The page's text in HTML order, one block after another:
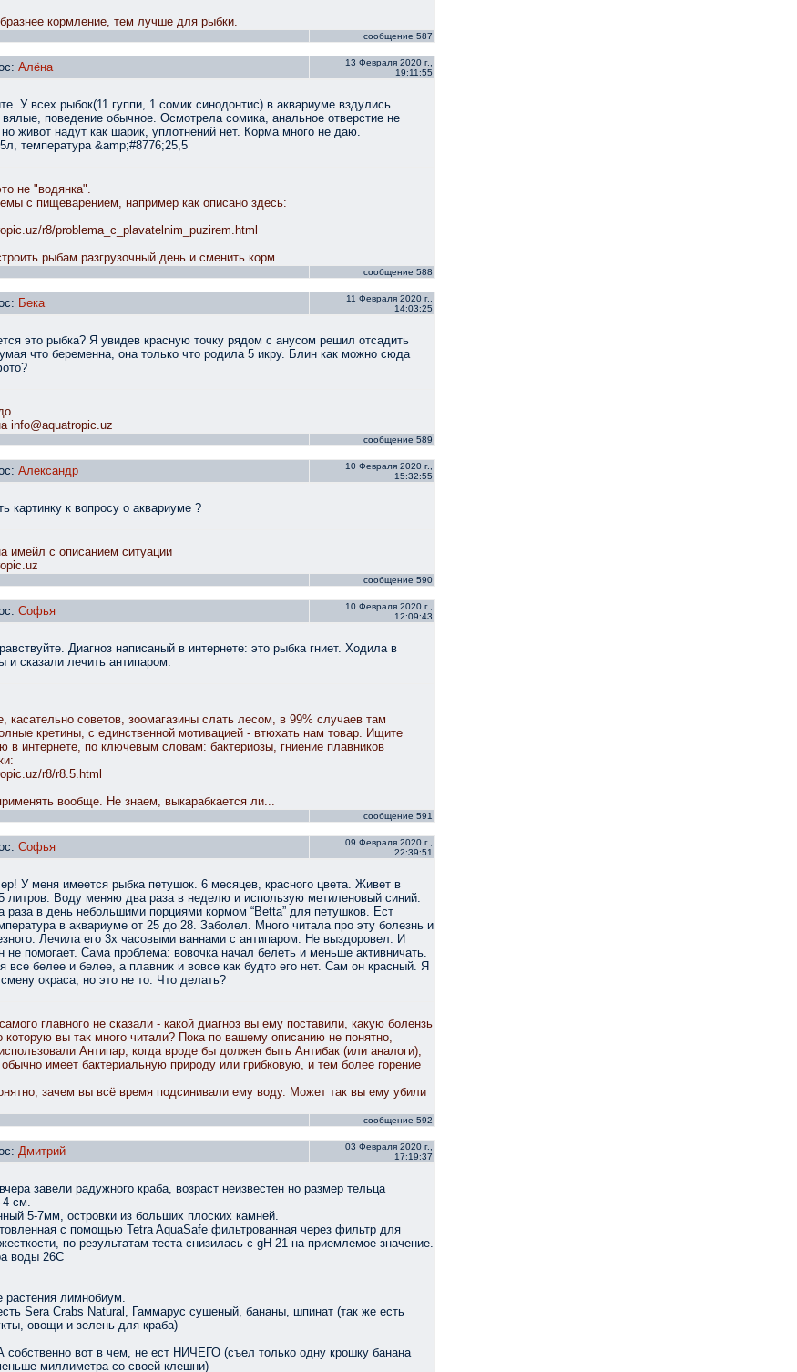
кормление, тем лучше для рыбки.
сообщение 587
Алёна
13 Февраля 2020 г.,
19:11:55
У всех рыбок(11 гуппи, 1 сомик синодонтис) в аквариуме вздулись
поведение обычное. Осмотрела сомика, анальное отверстие не
живот надут как шарик, уплотнений нет. Корма много не даю.
температура &amp;#8776;25,5
не "водянка".
с пищеварением, например как описано здесь:
r8/problema_c_plavatelnim_puzirem.html
рыбам разгрузочный день и сменить корм.
сообщение 588
Бека
11 Февраля 2020 г.,
14:03:25
это рыбка? Я увидев красную точку рядом с анусом решил отсадить
что беременна, она только что родила 5 икру. Блин как можно сюда
info@aquatropic.uz
сообщение 589
Александр
10 Февраля 2020 г.,
15:32:55
картинку к вопросу о аквариуме ?
имейл с описанием ситуации
сообщение 590
Софья
10 Февраля 2020 г.,
12:09:43
Диагноз написаный в интернете: это рыбка гниет. Ходила в
и сказали лечить антипаром.
касательно советов, зоомагазины слать лесом, в 99% случаев там
кретины, с единственной мотивацией - втюхать нам товар. Ищите
в интернете, по ключевым словам: бактериозы, гниение плавников
r8/r8.5.html
вообще. Не знаем, выкарабкается ли...
сообщение 591
Софья
09 Февраля 2020 г.,
22:39:51
У меня имеется рыбка петушок. 6 месяцев, красного цвета. Живет в
литров. Воду меняю два раза в неделю и использую метиленовый синий.
раза в день небольшими порциями кормом “Betta” для петушков. Ест
в аквариуме от 25 до 28. Заболел. Много читала про эту болезнь и
Лечила его 3х часовыми ваннами с антипаром. Не выздоровел. И
не помогает. Сама проблема: вовочка начал белеть и меньше активничать.
все белее и белее, а плавник и вовсе как будто его нет. Сам он красный. Я
окраса, но это не то. Что делать?
главного не сказали - какой диагноз вы ему поставили, какую болензь
которую вы так много читали? Пока по вашему описанию не понятно,
Антипар, когда вроде бы должен быть Антибак (или аналоги),
имеет бактериальную природу или грибковую, и тем более горение
зачем вы всё время подсинивали ему воду. Может так вы ему убили
сообщение 592
Дмитрий
03 Февраля 2020 г.,
17:19:37
завели радужного краба, возраст неизвестен но размер тельца
4 см.
5-7мм, островки из больших плоских камней.
с помощью Tetra AquaSafe фильтрованная через фильтр для
по результатам теста снизилась с gH 21 на приемлемое значение.
воды 26С
лимнобиум.
Sera Crabs Natural, Гаммарус сушеный, бананы, шпинат (так же есть
овощи и зелень для краба)
вот в чем, не ест НИЧЕГО (съел только одну крошку банана
миллиметра со своей клешни)